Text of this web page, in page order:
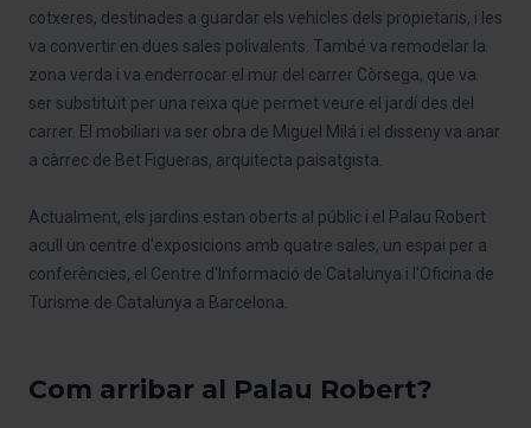
cotxeres, destinades a guardar els vehicles dels propietaris, i les
va convertir en dues sales polivalents. També va remodelar la
zona verda i va enderrocar el mur del carrer Còrsega, que va
ser substituït per una reixa que permet veure el jardí des del
carrer. El mobiliari va ser obra de Miguel Milá i el disseny va anar
a càrrec de Bet Figueras, arquitecta paisatgista.
Actualment, els jardins estan oberts al públic i el Palau Robert
acull un centre d'exposicions amb quatre sales, un espai per a
conferències, el Centre d'Informació de Catalunya i l'Oficina de
Turisme de Catalunya a Barcelona.
Com arribar al Palau Robert?